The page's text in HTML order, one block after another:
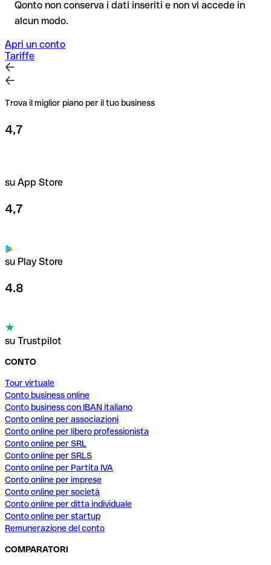
per importi elevati o nuovi rapporti commerciali.
Qonto non conserva i dati inseriti e non vi accede in
alcun modo.
Apri un conto
Tariffe
Trova il miglior piano per il tuo business
4,7
su App Store
4,7
su Play Store
4.8
su Trustpilot
CONTO
Tour virtuale
Conto business online
Conto business con IBAN italiano
Conto online per associazioni
Conto online per libero professionista
Conto online per SRL
Conto online per SRLS
Conto online per Partita IVA
Conto online per imprese
Conto online per società
Conto online per ditta individuale
Conto online per startup
Remunerazione del conto
COMPARATORI